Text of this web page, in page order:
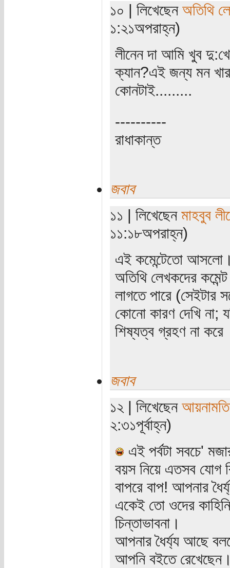
১০ | লিখেছেন অতিথি
১:২১অপরাহ্ন)
লীনেন দা আমি খুব
ক্যান?এই জন্য মন
কোনটাই.........
----------
রাধাকান্ত
জবাব
১১ | লিখেছেন মাহবুব
১১:১৮অপরাহ্ন)
এই কমেন্টেতো
অতিথি লেখকদের
লাগতে পারে
কোনো কারণ দেখি না;
শিষ্যত্ব গ্রহণ না করে
জবাব
১২ | লিখেছেন আয়নামতি
২:৩১পূর্বাহ্ন)
এই পর্বটা সবচে'
বয়স নিয়ে এতসব যোগ
বাপরে বাপ! আপনার
একেই তো ওদের
চিন্তাভাবনা।
আপনার ধৈর্য্য আছে
আপনি বইতে